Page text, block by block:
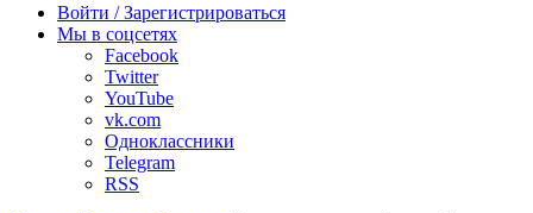
радио
Войти / Зарегистрироваться
Мы в соцсетях
Facebook
Twitter
YouTube
vk.com
Одноклассники
Telegram
RSS